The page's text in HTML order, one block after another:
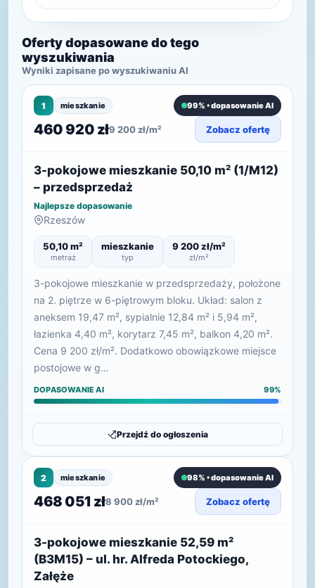
Oferty dopasowane do tego
wyszukiwania
Wyniki zapisane po wyszukiwaniu AI
1 mieszkanie 99% • dopasowanie AI
460 920 zł9 200 zł/m² Zobacz ofertę
3-pokojowe mieszkanie 50,10 m² (1/M12)
– przedsprzedaż
Najlepsze dopasowanie
Rzeszów
50,10 m²
metraż
mieszkanie
typ
9 200 zł/m²
zł/m²
3-pokojowe mieszkanie w przedsprzedaży, położone
na 2. piętrze w 6-piętrowym bloku. Układ: salon z
aneksem 19,47 m², sypialnie 12,84 m² i 5,94 m²,
łazienka 4,40 m², korytarz 7,45 m², balkon 4,20 m².
Cena 9 200 zł/m². Dodatkowo obowiązkowe miejsce
postojowe w g…
DOPASOWANIE AI 99%
Przejdź do ogłoszenia
2 mieszkanie 98% • dopasowanie AI
468 051 zł8 900 zł/m² Zobacz ofertę
3-pokojowe mieszkanie 52,59 m²
(B3M15) – ul. hr. Alfreda Potockiego,
Załęże